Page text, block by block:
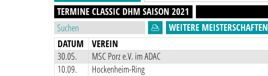
TERMINE CLASSIC DHMSAISON2021
WEITERE MEISTERSCHAFTEN
DATUM
VEREIN
30.05.
MSC Porz e.V. im ADAC
10.09.
Hockenheim-Ring